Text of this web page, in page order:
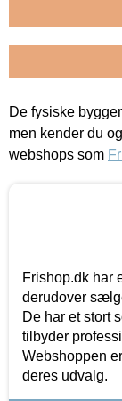
De fysiske
men kender du
webshops som
Frishop.dk har
derudover
De har et stort
tilbyder
Webshoppen
deres udvalg.